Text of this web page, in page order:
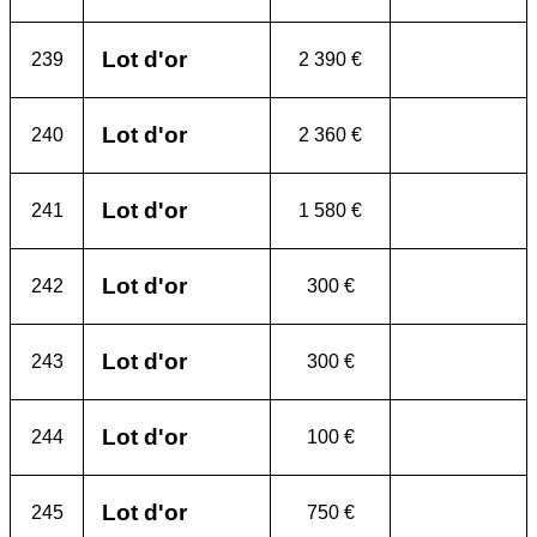
239 Lot d'or 2 390 €
240 Lot d'or 2 360 €
241 Lot d'or 1 580 €
242 Lot d'or 300 €
243 Lot d'or 300 €
244 Lot d'or 100 €
245 Lot d'or 750 €